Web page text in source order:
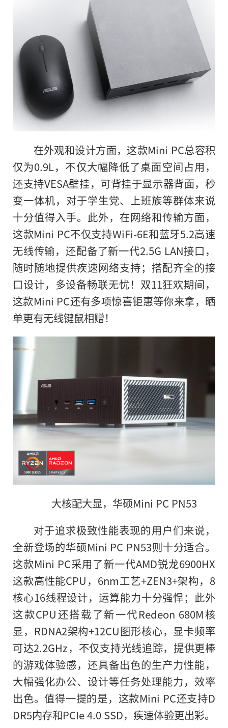
在外观和设计方面，这款Mini PC总容积
仅为0.9L，不仅大幅降低了桌面空间占用，
还支持VESA壁挂，可背挂于显示器背面，秒
变一体机，对于学生党、上班族等群体来说
十分值得入手。此外，在网络和传输方面，
这款Mini PC不仅支持WiFi-6E和蓝牙5.2高速
无线传输，还配备了新一代2.5G LAN接口，
随时随地提供疾速网络支持；搭配齐全的接
口设计，多设备畅联无忧！双11狂欢期间，
这款Mini PC还有多项惊喜钜惠等你来拿，晒
单更有无线键鼠相赠！
大核配大显，华硕Mini PC PN53
对于追求极致性能表现的用户们来说，
全新登场的华硕Mini PC PN53则十分适合。
这款Mini PC采用了新一代AMD锐龙6900HX
这款高性能CPU，6nm工艺+ZEN3+架构，8
核心16线程设计，运算能力十分强悍；此外
这款CPU还搭载了新一代Redeon 680M核
显，RDNA2架构+12CU图形核心，显卡频率
可达2.2GHz，不仅支持光线追踪，提供更棒
的游戏体验感，还具备出色的生产力性能，
大幅强化办公、设计等任务处理能力，效率
出色。值得一提的是，这款Mini PC还支持D
DR5内存和PCIe 4.0 SSD，疾速体验更出彩。